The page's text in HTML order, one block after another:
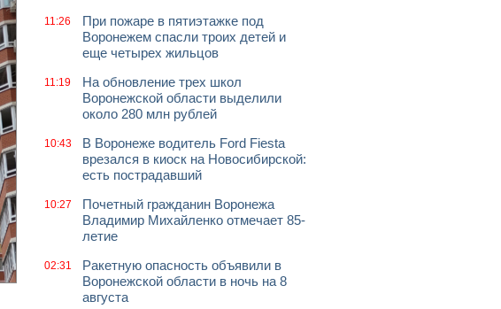
11:26
При пожаре в пятиэтажке под
Воронежем спасли троих детей и
еще четырех жильцов
11:19
На обновление трех школ
Воронежской области выделили
около 280 млн рублей
10:43
В Воронеже водитель Ford Fiesta
врезался в киоск на Новосибирской:
есть пострадавший
10:27
Почетный гражданин Воронежа
Владимир Михайленко отмечает 85-
летие
02:31
Ракетную опасность объявили в
Воронежской области в ночь на 8
августа